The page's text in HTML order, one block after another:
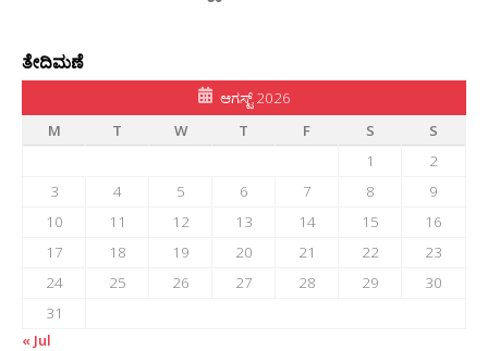
ತೇದಿಮಣೆ
ಆಗಸ್ಟ್ 2026
M
T W T F S
S
1
2
3
4 5 6 7 8
9
10
11 12 13 14 15
16
17
18 19 20 21 22
23
24
25 26 27 28 29
30
31
« Jul